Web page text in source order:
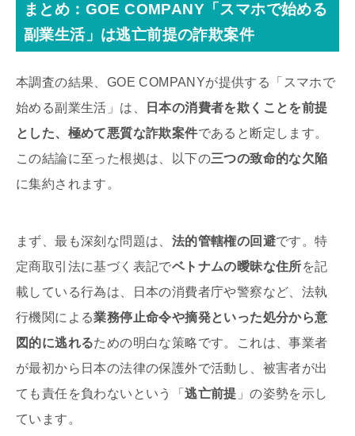
まとめ：GOE COMPANY「スマホで始める
副業生活」は逃亡前提の詐欺案件
本調査の結果、GOE COMPANYが提供する「スマホで
始める副業生活」は、
日本の消費者を欺くことを前提
とした、極めて悪質な詐欺案件であると断定します。
この結論に至った根拠は、以下の三つの致命的な欠陥
に集約されます。
まず、最も深刻な問題は、 法的管轄権の回避です。特
定商取引法に基づく表記でベトナムの曖昧な住所を記
載している行為は、日本の消費者庁や警察など、法執
行機関による業務停止命令や摘発といった処分から意
図的に逃れるための明白な策略です。これは、事業者
が最初から日本の法律の保護外で活動し、被害者が出
ても責任を負わないという「逃亡前提 」の姿勢を示し
ています。